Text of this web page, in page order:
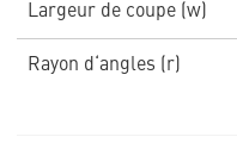
Largeur de coupe (w)
Rayon d‘angles (r)